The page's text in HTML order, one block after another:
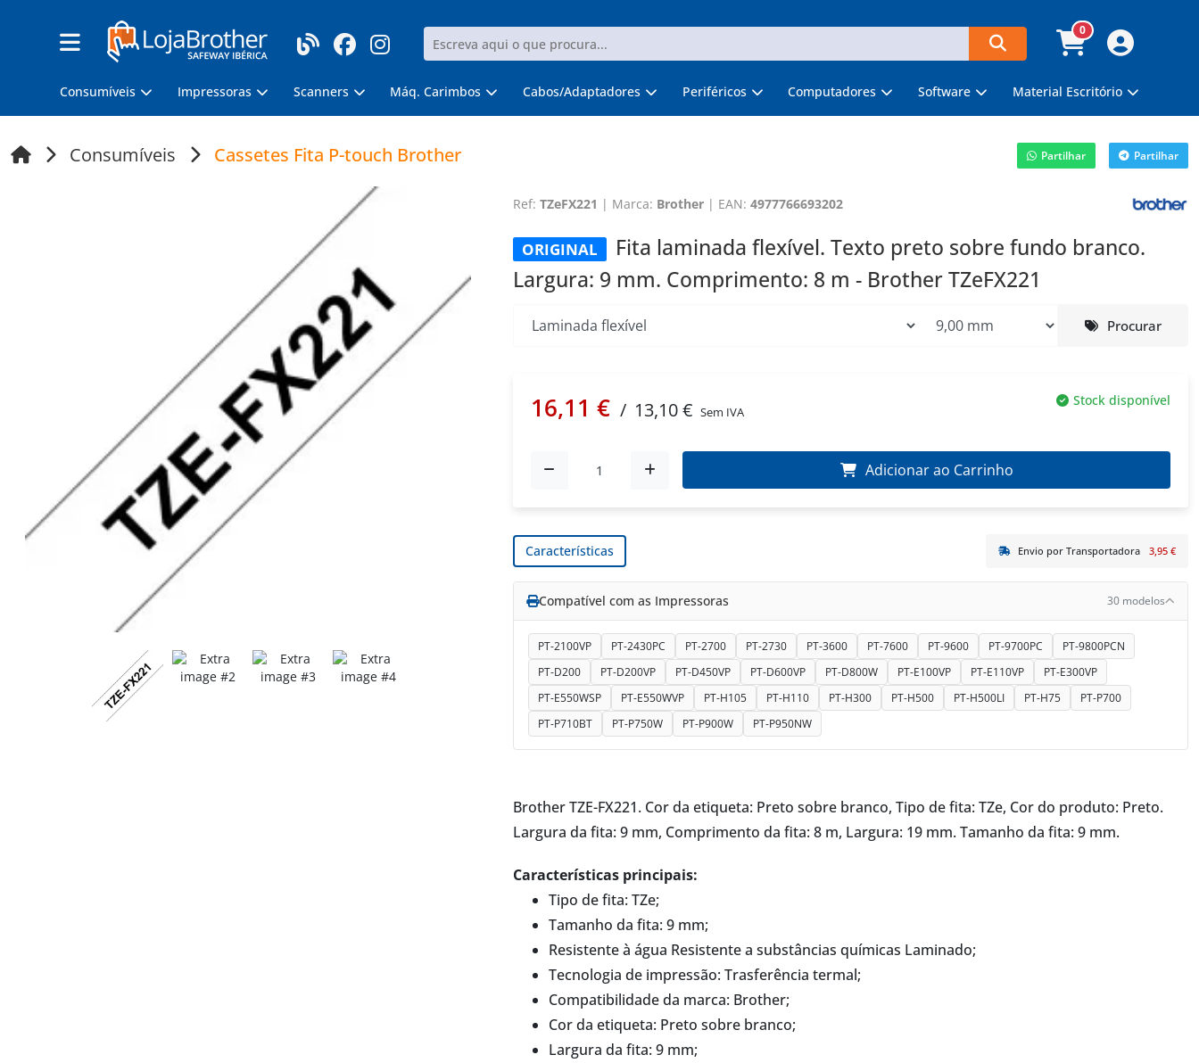
0
Consumíveis Impressoras Scanners Máq. Carimbos Cabos/Adaptadores Periféricos Computadores Software Material Escritório
Consumíveis Cassetes Fita P-touch Brother Partilhar Partilhar
Ref: TZeFX221 | Marca: Brother| EAN: 4977766693202
ORIGINAL
Fita laminada flexível. Texto preto sobre fundo branco.
Largura: 9 mm. Comprimento: 8 m - Brother TZeFX221
Procurar
16,11 € / 13,10 € Sem IVA
Stock disponível
Adicionar ao Carrinho
Características Envio por Transportadora 3,95 €
Compatível com as Impressoras 30 modelos
PT-2100VP PT-2430PC PT-2700 PT-2730 PT-3600 PT-7600 PT-9600 PT-9700PC
PT-9800PCN
PT-D200
PT-D200VP PT-D450VP PT-D600VP PT-D800W PT-E100VP PT-E110VP
PT-E300VP
PT-E550WSP
PT-E550WVP PT-H105 PT-H110 PT-H300 PT-H500 PT-H500LI PT-H75
PT-P700
PT-P710BT
PT-P750W PT-P900W PT-P950NW
Brother TZE-FX221. Cor da etiqueta: Preto sobre branco, Tipo de fita: TZe, Cor do produto: Preto.
Largura da fita: 9 mm, Comprimento da fita: 8 m, Largura: 19 mm. Tamanho da fita: 9 mm.
Características principais:
Tipo de fita: TZe;
Tamanho da fita: 9 mm;
Resistente à água Resistente a substâncias químicas Laminado;
Tecnologia de impressão: Trasferência termal;
Compatibilidade da marca: Brother;
Cor da etiqueta: Preto sobre branco;
Largura da fita: 9 mm;